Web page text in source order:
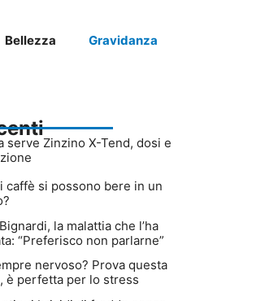
Bellezza Gravidanza
serve Zinzino X-Tend, dosi e
caffè si possono bere in un
la malattia che l’ha
“Preferisco non parlarne”
nervoso? Prova questa
è perfetta per lo stress